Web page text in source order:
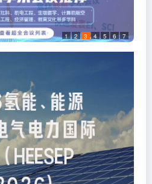
1 2 3 4 5 6 7